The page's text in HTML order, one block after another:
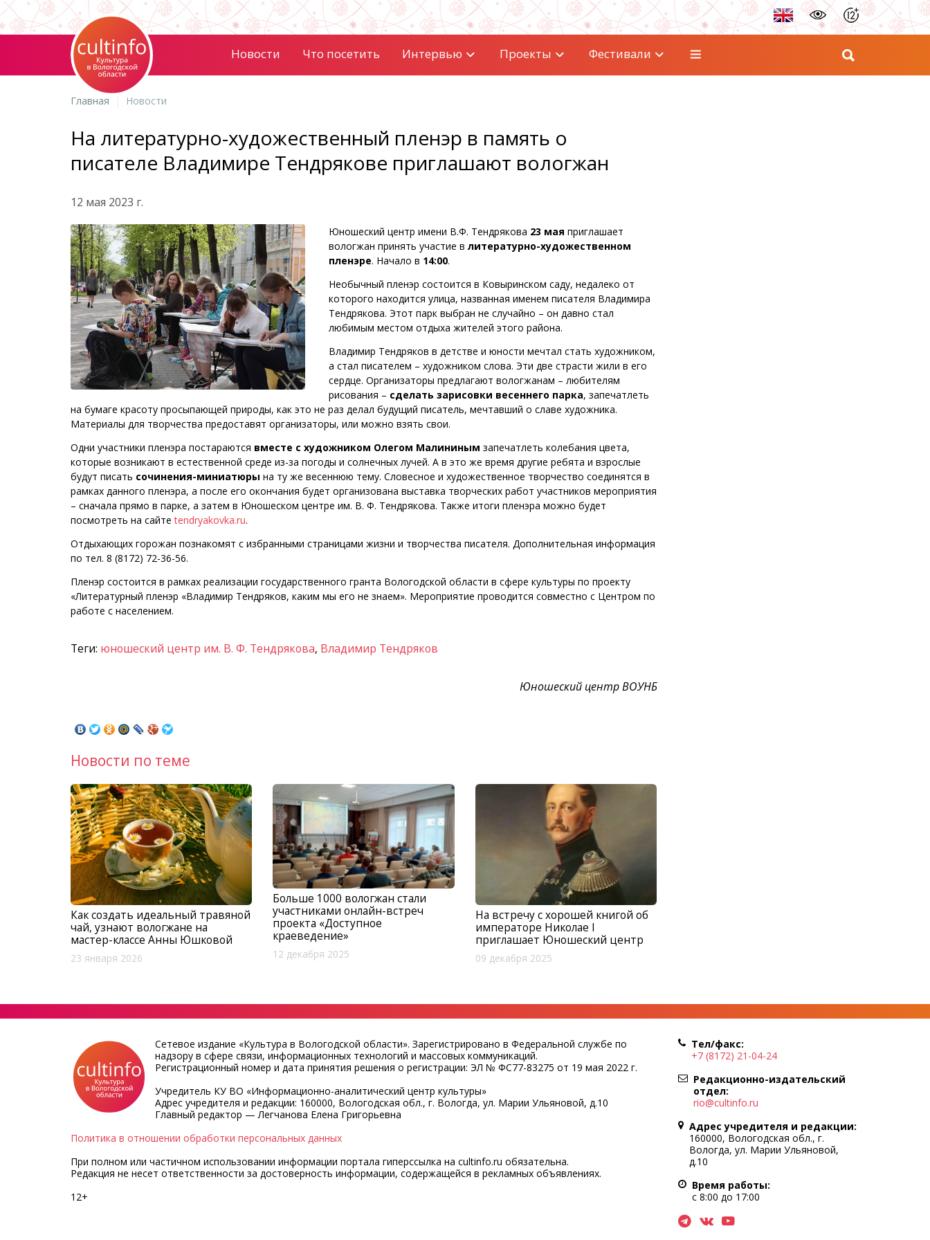
Новости Что посетить Интервью Проекты Фестивали
Главная Новости
На литературно-художественный пленэр в память о
писателе Владимире Тендрякове приглашают вологжан
12 мая 2023 г.
Юношеский центр имени В.Ф. Тендрякова 23 мая приглашает
вологжан принять участие в литературно-художественном
пленэре. Начало в 14:00.
Необычный пленэр состоится в Ковыринском саду, недалеко от
которого находится улица, названная именем писателя Владимира
Тендрякова. Этот парк выбран не случайно – он давно стал
любимым местом отдыха жителей этого района.
Владимир Тендряков в детстве и юности мечтал стать художником,
а стал писателем – художником слова. Эти две страсти жили в его
сердце. Организаторы предлагают вологжанам – любителям
рисования – сделать зарисовки весеннего парка, запечатлеть
на бумаге красоту просыпающей природы, как это не раз делал будущий писатель, мечтавший о славе художника.
Материалы для творчества предоставят организаторы, или можно взять свои.
Одни участники пленэра постараются вместе с художником Олегом Малининым запечатлеть колебания цвета,
которые возникают в естественной среде из-за погоды и солнечных лучей. А в это же время другие ребята и взрослые
будут писать сочинения-миниатюры на ту же весеннюю тему. Словесное и художественное творчество соединятся в
рамках данного пленэра, а после его окончания будет организована выставка творческих работ участников мероприятия
– сначала прямо в парке, а затем в Юношеском центре им. В. Ф. Тендрякова. Также итоги пленэра можно будет
посмотреть на сайтеtendryakovka.ru.
Отдыхающих горожан познакомят с избранными страницами жизни и творчества писателя. Дополнительная информация
по тел. 8 (8172) 72-36-56.
Пленэр состоится в рамках реализации государственного гранта Вологодской области в сфере культуры по проекту
«Литературный пленэр «Владимир Тендряков, каким мы его не знаем». Мероприятие проводится совместно с Центром по
работе с населением.
Теги: юношеский центр им. В. Ф. Тендрякова, Владимир Тендряков
Юношеский центр ВОУНБ
Новости по теме
Как создать идеальный травяной
чай, узнают вологжане на
мастер-классе Анны Юшковой
23 января 2026
Больше 1000 вологжан стали
участниками онлайн-встреч
проекта «Доступное
краеведение»
12 декабря 2025
На встречу с хорошей книгой об
императоре Николае I
приглашает Юношеский центр
09 декабря 2025
Сетевое издание «Культура в Вологодской области». Зарегистрировано в Федеральной службе по
надзору в сфере связи, информационных технологий и массовых коммуникаций.
Регистрационный номер и дата принятия решения о регистрации: ЭЛ № ФС77-83275 от 19 мая 2022 г.
Учредитель КУ ВО «Информационно-аналитический центр культуры»
Адрес учредителя и редакции: 160000, Вологодская обл., г. Вологда, ул. Марии Ульяновой, д.10
Главный редактор — Легчанова Елена Григорьевна
Политика в отношении обработки персональных данных
При полном или частичном использовании информации портала гиперссылка на cultinfo.ru обязательна.
Редакция не несет ответственности за достоверность информации, содержащейся в рекламных объявлениях.
12+
Тел/факс:
+7 (8172) 21-04-24
Редакционно-издательский
отдел:
rio@cultinfo.ru
Адрес учредителя и редакции:
160000, Вологодская обл., г.
Вологда, ул. Марии Ульяновой,
д.10
Время работы:
с 8:00 до 17:00